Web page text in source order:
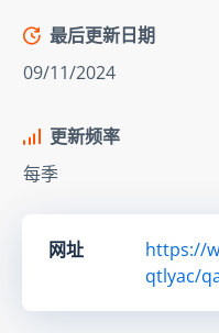
最后更新日期
09/11/2024
更新频率
每季
网址
https://
qtlyac/